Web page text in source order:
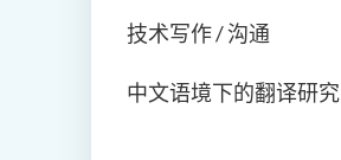
技术写作 / 沟通
中文语境下的翻译研究